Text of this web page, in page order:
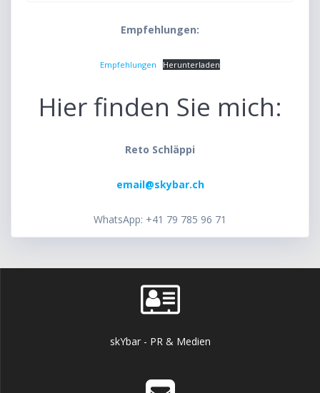
Empfehlungen:
Empfehlungen Herunterladen
Hier finden Sie mich:
Reto Schläppi
email@skybar.ch
WhatsApp: +41 79 785 96 71
skYbar - PR & Medien